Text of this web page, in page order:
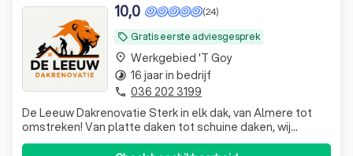
local_offer Gratis eerste adviesgesprek
(24)
10,0
De Leeuw Dakrenovatie Sterk in elk dak, van Almere tot
omstreken! Van platte daken tot schuine daken, wij
leveren topkwaliteit in elke klus. Onze vakmensen werken
place Werkgebied 't Goy
timelapse 16 jaar in bedrijf
phone 036 202 3199